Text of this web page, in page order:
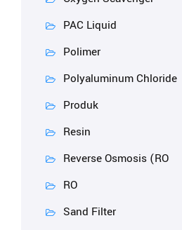
PAC Liquid
Polimer
Polyaluminum Chloride
Produk
Resin
Reverse Osmosis (RO
RO
Sand Filter